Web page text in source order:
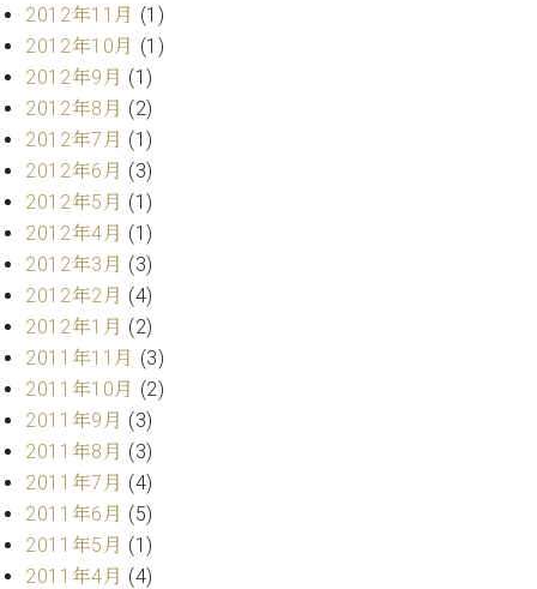
2012年11月 (1)
2012年10月 (1)
2012年9月 (1)
2012年8月 (2)
2012年7月 (1)
2012年6月 (3)
2012年5月 (1)
2012年4月 (1)
2012年3月 (3)
2012年2月 (4)
2012年1月 (2)
2011年11月 (3)
2011年10月 (2)
2011年9月 (3)
2011年8月 (3)
2011年7月 (4)
2011年6月 (5)
2011年5月 (1)
2011年4月 (4)